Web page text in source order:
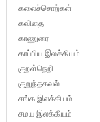
கலைச்சொற்கள்
கவிதை
காணுரை
காப்பிய இலக்கியம்
குறள்நெறி
குறுந்தகவல்
சங்க இலக்கியம்
சமய இலக்கியம்